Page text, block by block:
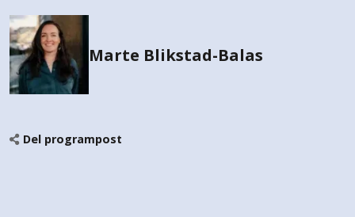
Marte Blikstad-Balas
Del programpost